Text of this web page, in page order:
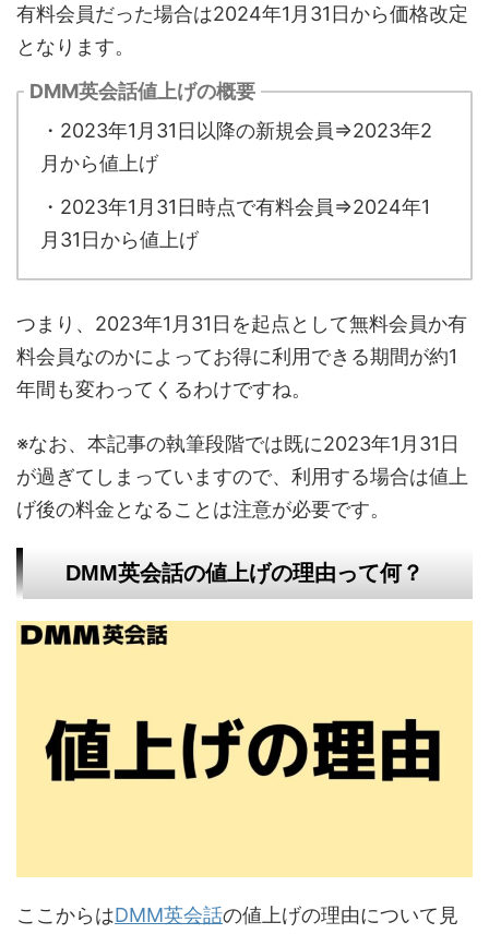
有料会員だった場合は2024年1月31日から価格改定
となります。
DMM英会話値上げの概要
・2023年1月31日以降の新規会員⇒2023年2
月から値上げ
・2023年1月31日時点で有料会員⇒2024年1
月31日から値上げ
つまり、2023年1月31日を起点として無料会員か有
料会員なのかによってお得に利用できる期間が約1
年間も変わってくるわけですね。
※なお、本記事の執筆段階では既に2023年1月31日
が過ぎてしまっていますので、利用する場合は値上
げ後の料金となることは注意が必要です。
DMM英会話の値上げの理由って何？
ここからはDMM英会話の値上げの理由について見